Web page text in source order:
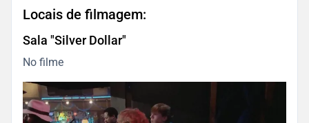
Locais de filmagem:
Sala "Silver Dollar"
No filme